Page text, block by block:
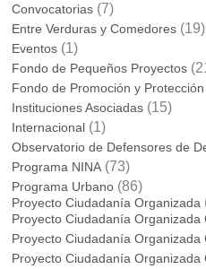
Convocatorias (7)
Entre Verduras y Comedores (19)
Eventos (1)
Fondo de Pequeños Proyectos
Fondo de Promoción y
Instituciones Asociadas (15)
Internacional (1)
Observatorio de Defensores de
Programa NINA (73)
Programa Urbano (86)
Proyecto Ciudadanía Organizada
Proyecto Ciudadanía Organizada
Proyecto Ciudadanía Organizada
Proyecto Ciudadanía Organizada